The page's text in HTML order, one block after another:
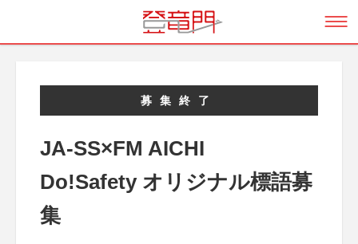
募集終了
JA-SS×FM AICHI
Do!Safety オリジナル標語募
集